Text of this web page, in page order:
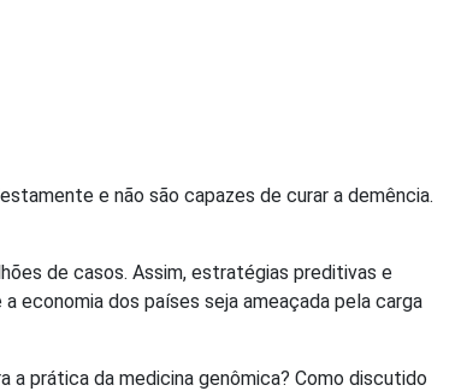
e não são capazes de curar a demência.
de casos. Assim, estratégias preditivas e
economia dos países seja ameaçada pela carga
a prática da medicina genômica? Como discutido